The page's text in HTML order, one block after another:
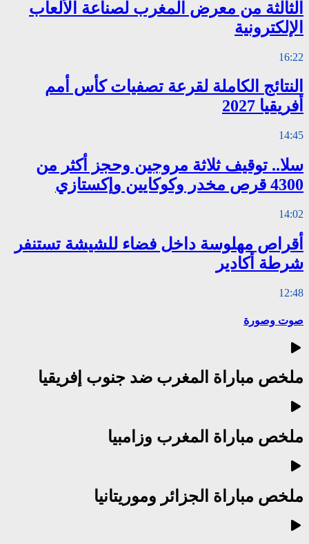
الثالثة من معرض المغرب لصناعة الألعاب
الإلكترونية
16:22
النتائج الكاملة لقرعة تصفيات كأس أمم
أفريقيا 2027
14:45
سلا.. توقيف ثلاثة مروجين وحجز أكثر من
4300 قرص مخدر وكوكايين وإكستازي
14:02
أقراص مهلوسة داخل فضاء للشيشة تستنفر
شرطة أكادير
12:48
صوت وصورة
ملخص مباراة المغرب ضد جنوب إفريقيا
ملخص مباراة المغرب وزامبيا
ملخص مباراة الجزائر وموريتانيا